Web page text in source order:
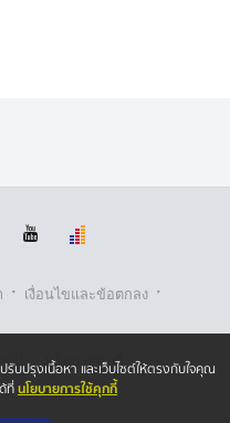
· เงื่อนไขและข้อตกลง ·
) · นโยบายคุกกี้ ·
รับปรุงเนื้อหา และเว็บไซต์ให้ตรงกับใจคุณ
ที่นโยบายการใช้คุกกี้